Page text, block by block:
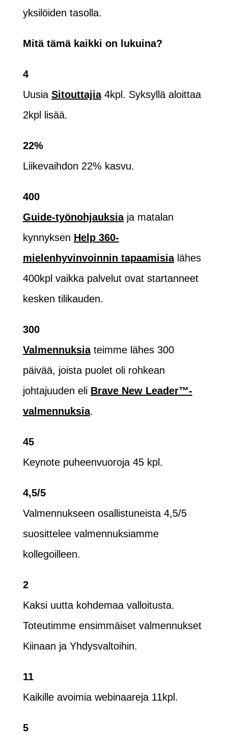
yksilöiden tasolla.
Mitä tämä kaikki on lukuina?
4
Uusia Sitouttajia4kpl. Syksyllä aloittaa
2kpl lisää.
22%
Liikevaihdon 22% kasvu.
400
Guide-työnohjauksiaja matalan
kynnyksen Help 360-
mielenhyvinvoinnin tapaamisialähes
400kpl vaikka palvelut ovat startanneet
kesken tilikauden.
300
Valmennuksiateimme lähes 300
päivää, joista puolet oli rohkean
johtajuuden eli Brave New Leader™-
valmennuksia.
45
Keynote puheenvuoroja 45 kpl.
4,5/5
Valmennukseen osallistuneista 4,5/5
suosittelee valmennuksiamme
kollegoilleen.
2
Kaksi uutta kohdemaa valloitusta.
Toteutimme ensimmäiset valmennukset
Kiinaan ja Yhdysvaltoihin.
11
Kaikille avoimia webinaareja 11kpl.
5